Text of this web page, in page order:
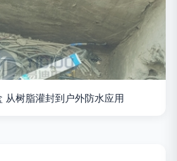
从树脂灌封到户外防水应用